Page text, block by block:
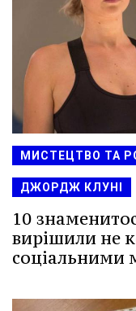
МИСТЕЦТВО ТА
ДЖОРДЖ КЛУНІ
10
вирішили не
соціальними